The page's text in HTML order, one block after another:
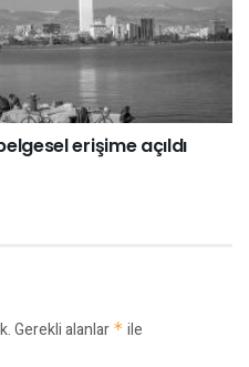
erişime açıldı
Gerekli alanlar * ile